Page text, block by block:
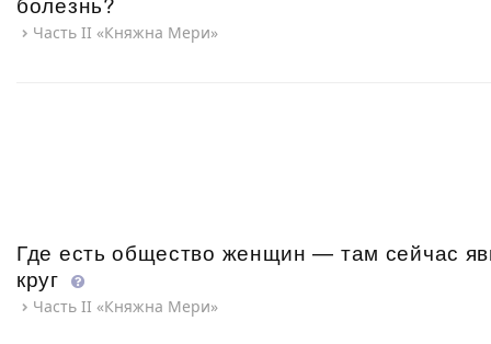
Часть II «Княжна Мери»
Где есть общество женщин — там сейчас
круг
Часть II «Княжна Мери»